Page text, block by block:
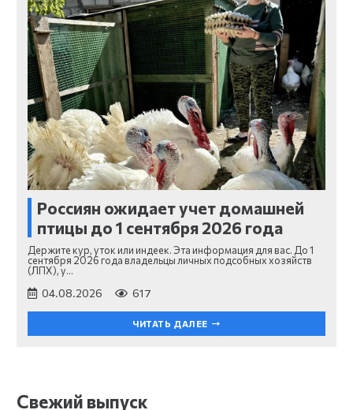
Россиян ожидает учет домашней
птицы до 1 сентября 2026 года
Держите кур, уток или индеек. Эта информация для вас. До 1
сентября 2026 года владельцы личных подсобных хозяйств
(ЛПХ), у…
04.08.2026 617
ЧИТАТЬ ДАЛЕЕ
Свежий выпуск